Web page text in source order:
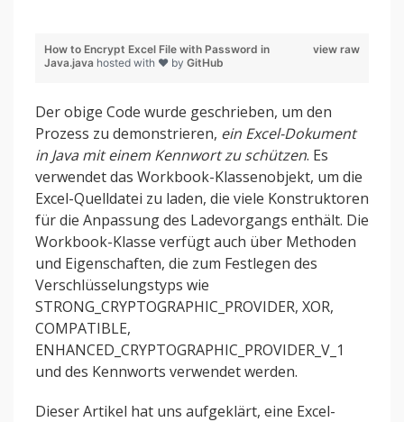
view raw
How to Encrypt Excel File with Password in
Java.java hosted with ❤ by GitHub
Der obige Code wurde geschrieben, um den
Prozess zu demonstrieren, ein Excel-Dokument
in Java mit einem Kennwort zu schützen. Es
verwendet das Workbook-Klassenobjekt, um die
Excel-Quelldatei zu laden, die viele Konstruktoren
für die Anpassung des Ladevorgangs enthält. Die
Workbook-Klasse verfügt auch über Methoden
und Eigenschaften, die zum Festlegen des
Verschlüsselungstyps wie
STRONG_CRYPTOGRAPHIC_PROVIDER, XOR,
COMPATIBLE,
ENHANCED_CRYPTOGRAPHIC_PROVIDER_V_1
und des Kennworts verwendet werden.
Dieser Artikel hat uns aufgeklärt, eine Excel-